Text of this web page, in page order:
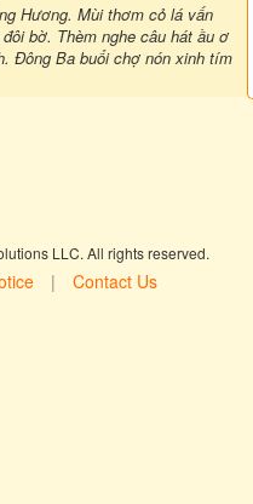
Hương. Mùi thơm cỏ lá vấn
bờ. Thèm nghe câu hát ầu ơ
Đông Ba buổi chợ nón xinh tím
LLC. All rights reserved.
| Contact Us